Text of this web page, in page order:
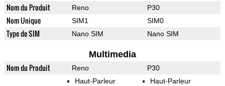
Nom du Produit Reno P30
Nom Unique SIM1 SIM0
Type de SIM Nano SIM Nano SIM
Multimedia
Nom du Produit Reno P30
Haut-Parleur Haut-Parleur